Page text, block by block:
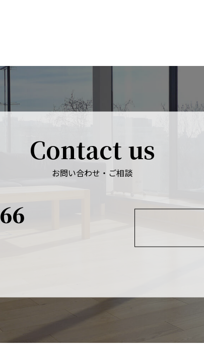
Contact us
お問い合わせ・ご相談